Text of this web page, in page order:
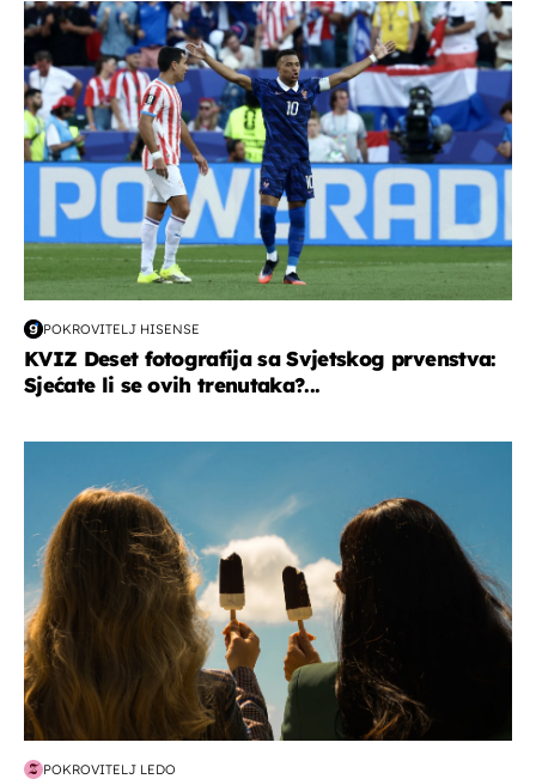
svjetsko prvenstvo 2026
POKROVITELJ HISENSE
KVIZ Deset fotografija sa Svjetskog prvenstva:
Sjećate li se ovih trenutaka?...
POKROVITELJ LEDO